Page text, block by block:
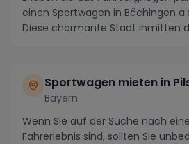
einen Sportwagen in Bächingen
Diese charmante Stadt inmitten
Sportwagen mieten in
Bayern
Wenn Sie auf der Suche nach
Fahrerlebnis sind, sollten Sie